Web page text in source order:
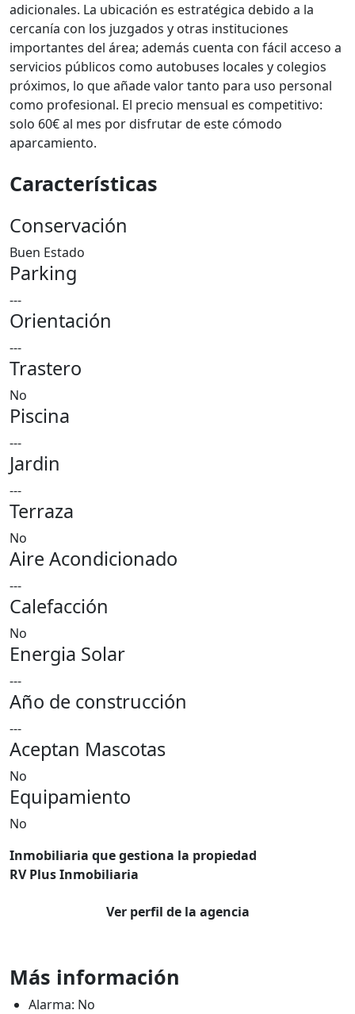
adicionales. La ubicación es estratégica debido a la
cercanía con los juzgados y otras instituciones
importantes del área; además cuenta con fácil acceso a
servicios públicos como autobuses locales y colegios
próximos, lo que añade valor tanto para uso personal
como profesional. El precio mensual es competitivo:
solo 60€ al mes por disfrutar de este cómodo
aparcamiento.
Características
Conservación
Buen Estado
Parking
---
Orientación
---
Trastero
No
Piscina
---
Jardin
---
Terraza
No
Aire Acondicionado
---
Calefacción
No
Energia Solar
---
Año de construcción
---
Aceptan Mascotas
No
Equipamiento
No
Inmobiliaria que gestiona la propiedad
RV Plus Inmobiliaria
Ver perfil de la agencia
Más información
Alarma: No